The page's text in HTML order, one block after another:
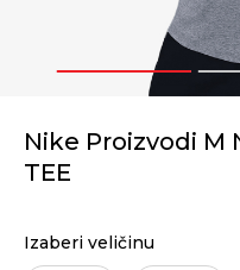
1
Nike Proizvodi M
TEE
Izaberi veličinu